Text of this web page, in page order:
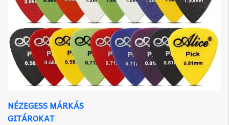
NÉZEGESS MÁRKÁS
GITÁROKAT